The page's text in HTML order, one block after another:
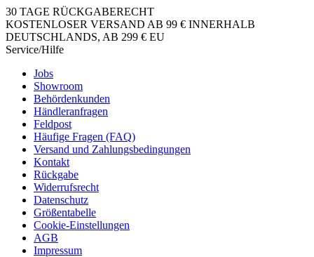
30 TAGE RÜCKGABERECHT
KOSTENLOSER VERSAND AB 99 € INNERHALB
DEUTSCHLANDS, AB 299 € EU
Service/Hilfe
Jobs
Showroom
Behördenkunden
Händleranfragen
Feldpost
Häufige Fragen (FAQ)
Versand und Zahlungsbedingungen
Kontakt
Rückgabe
Widerrufsrecht
Datenschutz
Größentabelle
Cookie-Einstellungen
AGB
Impressum